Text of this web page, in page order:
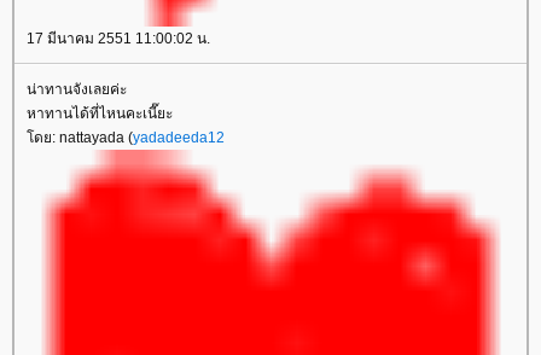
17 มีนาคม 2551 11:00:02 น.
น่าทานจังเลยค่ะ
หาทานได้ที่ไหนคะเนี๊ยะ
โดย: nattayada (yadadeeda12